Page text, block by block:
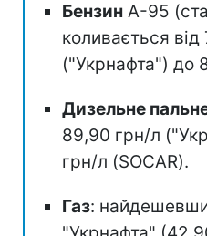
Бензин А-95
коливається
("Укрнафта") до
Дизельне
89,90 грн/л
грн/л (SOCAR).
Газ: